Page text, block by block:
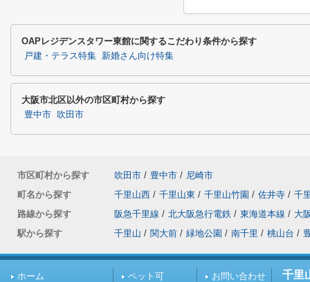
OAPレジデンスタワー東館に関するこだわり条件から探す
戸建・テラス特集 新婚さん向け特集
大阪市北区以外の市区町村から探す
豊中市 吹田市
市区町村から探す 吹田市 / 豊中市 / 尼崎市
町名から探す
千里山西 / 千里山東 / 千里山竹園 / 佐井寺 / 千
路線から探す
阪急千里線 / 北大阪急行電鉄 / 東海道本線 / 大
駅から探す
千里山 / 関大前 / 緑地公園 / 南千里 / 桃山台 /
ホーム
ペット可
お問い合わせ
千里